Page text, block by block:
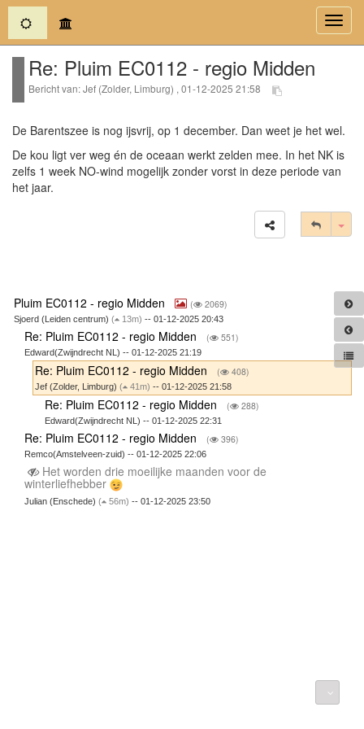
(current)
Re: Pluim EC0112 - regio Midden
Bericht van: Jef (Zolder, Limburg) , 01-12-2025 21:58
De Barentszee is nog ijsvrij, op 1 december. Dan weet je het wel.
De kou ligt ver weg én de oceaan werkt zelden mee. In het NK is
zelfs 1 week NO-wind mogelijk zonder vorst in deze periode van
het jaar.
Pluim EC0112 - regio Midden ( 2069)
Sjoerd (Leiden centrum) ( 13m) -- 01-12-2025 20:43
Re: Pluim EC0112 - regio Midden ( 551)
Edward(Zwijndrecht NL) -- 01-12-2025 21:19
Re: Pluim EC0112 - regio Midden ( 408)
Jef (Zolder, Limburg)( 41m) -- 01-12-2025 21:58
Re: Pluim EC0112 - regio Midden ( 288)
Edward(Zwijndrecht NL) -- 01-12-2025 22:31
Re: Pluim EC0112 - regio Midden ( 396)
Remco(Amstelveen-zuid) -- 01-12-2025 22:06
Het worden drie moeilijke maanden voor de
winterliefhebber
Julian (Enschede) ( 56m) -- 01-12-2025 23:50